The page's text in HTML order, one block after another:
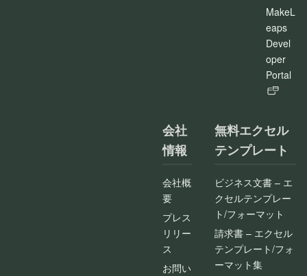
MakeL
eaps
Devel
oper
Portal
会社
情報
会社概
要
プレス
リリー
ス
お問い
無料エクセル
テンプレート
ビジネス文書 – エ
クセルテンプレー
ト/フォーマット
請求書 – エクセル
テンプレート/フォ
ーマット集